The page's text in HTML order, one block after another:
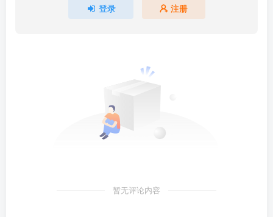
登录 注册
暂无评论内容